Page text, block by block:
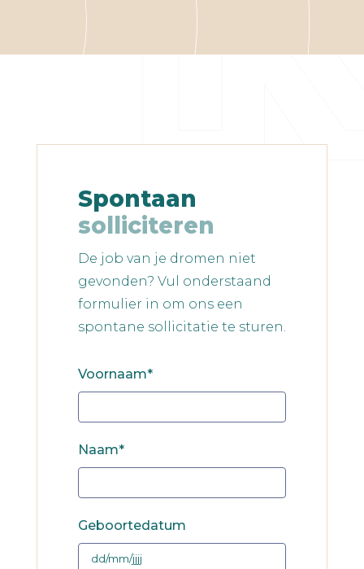
Spontaan
solliciteren
De job van je dromen niet
gevonden? Vul onderstaand
formulier in om ons een
spontane sollicitatie te sturen.
Voornaam*
Naam*
Geboortedatum